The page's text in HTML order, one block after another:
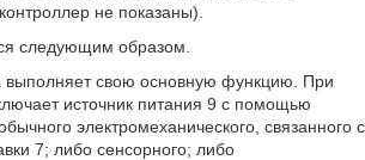
не показаны).
следующим образом.
выполняет свою основную функцию. При
источник питания 9 с помощью
электромеханического, связанного с
7; либо сенсорного; либо